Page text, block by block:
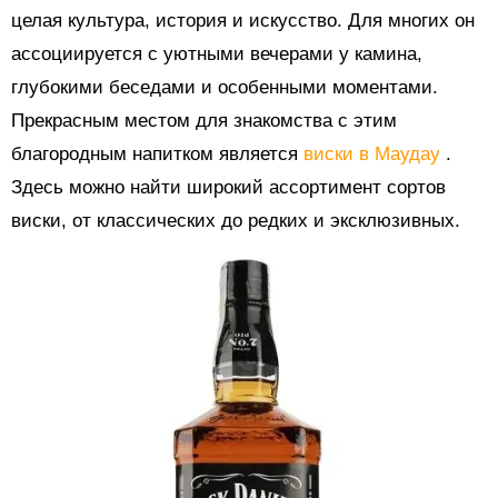
целая культура, история и искусство. Для многих он
ассоциируется с уютными вечерами у камина,
глубокими беседами и особенными моментами.
Прекрасным местом для знакомства с этим
благородным напитком является виски в Маудау .
Здесь можно найти широкий ассортимент сортов
виски, от классических до редких и эксклюзивных.